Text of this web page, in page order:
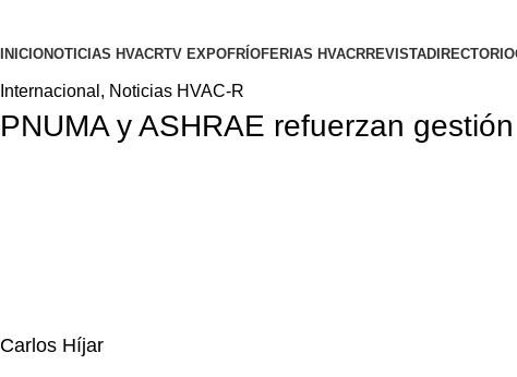
INICIONOTICIAS HVACRTV EXPOFRÍOFERIAS HVACRREVISTADIRECTORIO
Internacional , Noticias HVAC-R
PNUMA y ASHRAE refuerzan
Carlos Híjar